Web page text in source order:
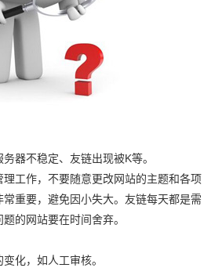
器不稳定、友链出现被K等。
工作，不要随意更改网站的主题和各项
重要，避免因小失大。友链每天都是需
的网站要在时间舍弃。
化，如人工审核。